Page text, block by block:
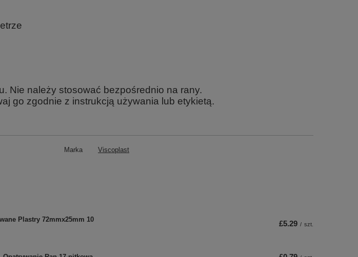
Nie należy stosować bezpośrednio na rany.
go zgodnie z instrukcją używania lub etykietą.
Marka Viscoplast
Plastry 72mmx25mm 10
£5.29 / szt.